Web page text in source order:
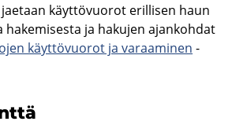
käyt­tö­vuo­rot eril­li­sen haun
ha­ke­mi­ses­ta ja ha­ku­jen ajan­koh­dat
käyt­tö­vuo­rot ja va­raa­mi­nen -​